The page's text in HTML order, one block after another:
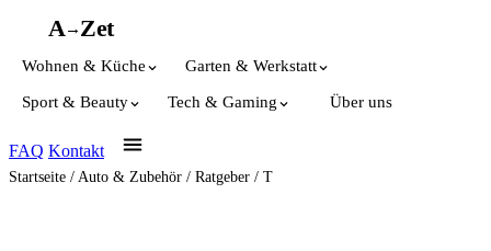
A→Zet
Wohnen & Küche Garten & Werkstatt
Sport & Beauty Tech & Gaming Über uns
FAQ Kontakt
Startseite / Auto & Zubehör / Ratgeber / T